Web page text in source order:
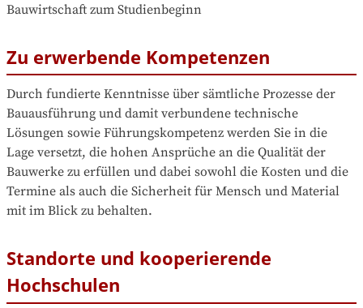
Bauwirtschaft zum Studienbeginn
Zu erwerbende Kompetenzen
Durch fundierte Kenntnisse über sämtliche Prozesse der
Bau­ausführung und damit verbundene technische
Lösungen sowie Führungskompetenz werden Sie in die
Lage ver­setzt, die hohen Ansprüche an die Qualität der
Bauwerke zu erfüllen und dabei sowohl die Kosten und die
Termine als auch die Sicherheit für Mensch und Material
mit im Blick zu behalten.
Standorte und kooperierende
Hochschulen